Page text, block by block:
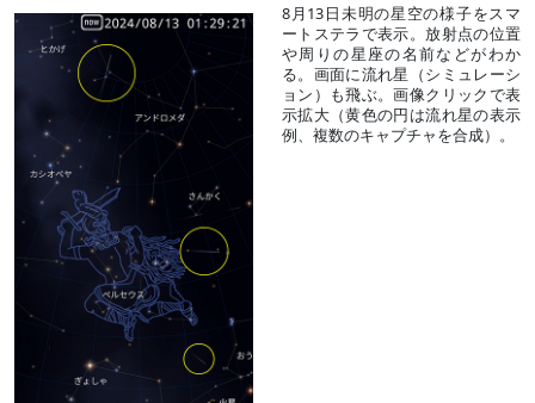
8月13日未明の星空の様子をスマ
ートステラで表示。放射点の位置
や周りの星座の名前などがわか
る。画面に流れ星（シミュレーシ
ョン）も飛ぶ。画像クリックで表
示拡大（黄色の円は流れ星の表示
例、複数のキャプチャを合成）。